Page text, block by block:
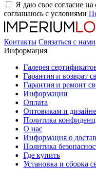
Я даю свое согласие
соглашаюсь с условиями
Контакты Связаться с нами
Информация
Галерея
Гарантия и возврат
Гарантия и ремонт
Информации
Оплата
Оптовикам и
Политика
О нас
Информация о
Политика
Где купить
Установка и сборка